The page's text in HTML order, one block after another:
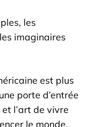
les
imaginaires
est plus
porte d’entrée
l’art de vivre
le monde.